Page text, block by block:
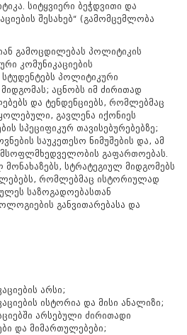
სიტყვიერი ბეჭდვითი და
შესახებ“ (გამომცემლობა
გამოცდილებას პოლიტიკის
კომუნიკაციების
პოლიტიკური
მიდგომას; აცნობს იმ ძირითად
და ტენდენციებს, რომლებმაც
გავლენა იქონიეს
სპეციფიკურ თავისებურებებზე;
საუკეთესო ნიმუშების და, ამ
მსოფლმხედველობის გაფართოებას.
სტრატეგიულ მიდგომებს
რომლებმაც ისტორიულად
საზოგადოებასთან
განვითარებასა და
არსი;
ისტორია და მისი ანალიზი;
არსებული ძირითადი
და მიმართულებები;